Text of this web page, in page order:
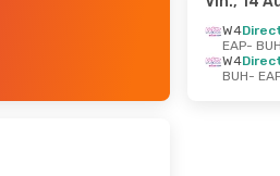
W4
EAP- BUH
W4
BUH-